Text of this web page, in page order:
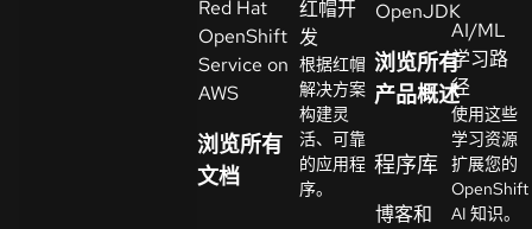
联
系
人
选
语
言
Red Hat
OpenShift
Service on
AWS
浏览所有
文档
红帽开
发
根据红帽
解决方案
构建灵
活、可靠
的应用程
序。
OpenJDK
浏览所有
产品概述
程序库
博客和
AI/ML
学习路
径
使用这些
学习资源
扩展您的
OpenShift
AI 知识。